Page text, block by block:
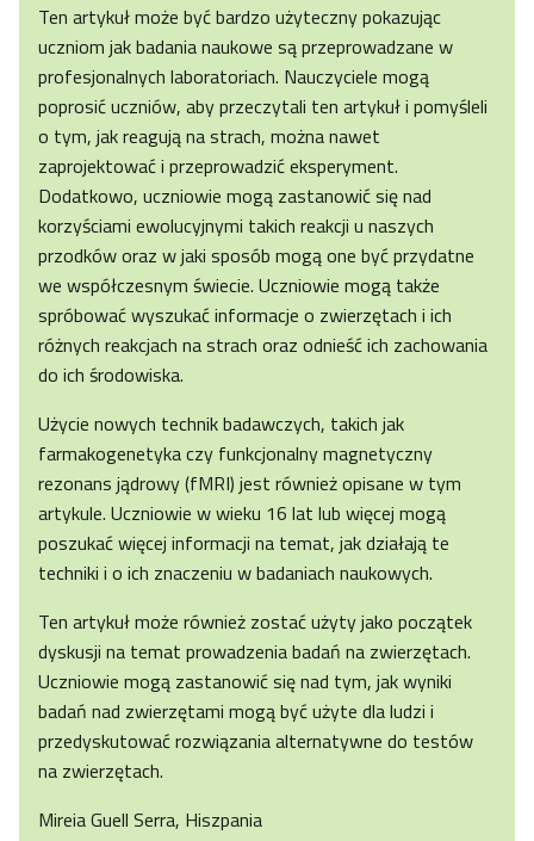
Ten artykuł może być bardzo użyteczny pokazując
uczniom jak badania naukowe są przeprowadzane w
profesjonalnych laboratoriach. Nauczyciele mogą
poprosić uczniów, aby przeczytali ten artykuł i pomyśleli
o tym, jak reagują na strach, można nawet
zaprojektować i przeprowadzić eksperyment.
Dodatkowo, uczniowie mogą zastanowić się nad
korzyściami ewolucyjnymi takich reakcji u naszych
przodków oraz w jaki sposób mogą one być przydatne
we współczesnym świecie. Uczniowie mogą także
spróbować wyszukać informacje o zwierzętach i ich
różnych reakcjach na strach oraz odnieść ich zachowania
do ich środowiska.
Użycie nowych technik badawczych, takich jak
farmakogenetyka czy funkcjonalny magnetyczny
rezonans jądrowy (fMRI) jest również opisane w tym
artykule. Uczniowie w wieku 16 lat lub więcej mogą
poszukać więcej informacji na temat, jak działają te
techniki i o ich znaczeniu w badaniach naukowych.
Ten artykuł może również zostać użyty jako początek
dyskusji na temat prowadzenia badań na zwierzętach.
Uczniowie mogą zastanowić się nad tym, jak wyniki
badań nad zwierzętami mogą być użyte dla ludzi i
przedyskutować rozwiązania alternatywne do testów
na zwierzętach.
Mireia Guell Serra, Hiszpania